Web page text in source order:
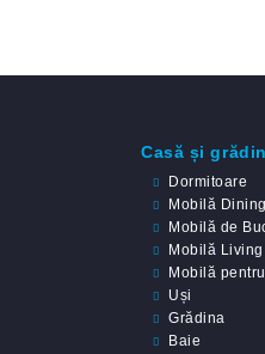
Casă și
Dormitoare
Mobilă
Mobilă de
Mobilă Living
Mobilă
Uși
Grădina
Baie